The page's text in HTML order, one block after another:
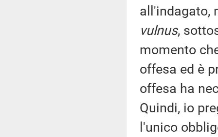
all'indagato,
vulnus,
momento
offesa ed è
offesa ha
Quindi, io
l'unico